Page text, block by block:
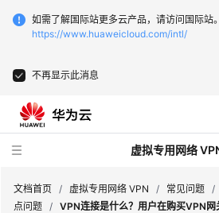
如需了解国际站更多云产品，请访问国际站。
https://www.huaweicloud.com/intl/
不再显示此消息
虚拟专用网络
文档首页 / 虚拟专用网络 VPN / 常见问题 /
点问题 / VPN连接是什么？用户在购买VPN网